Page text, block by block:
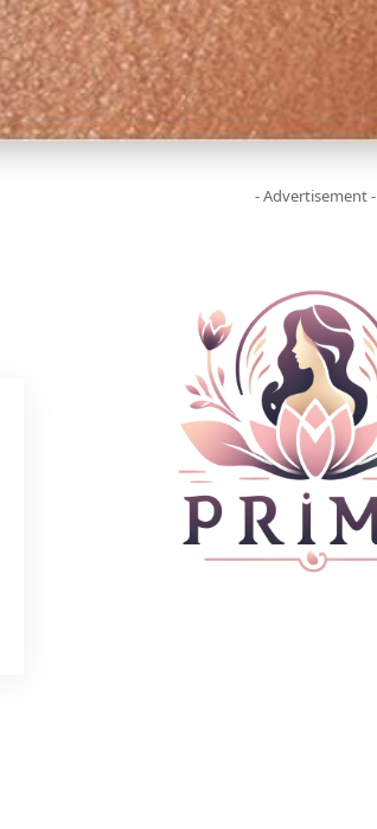
- Advertisement -